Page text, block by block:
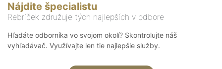
Nájdite špecialistu
Rebríček združuje tých najlepších v odbore
Hľadáte odborníka vo svojom okolí? Skontrolujte náš
vyhľadávač. Využívajte len tie najlepšie služby.